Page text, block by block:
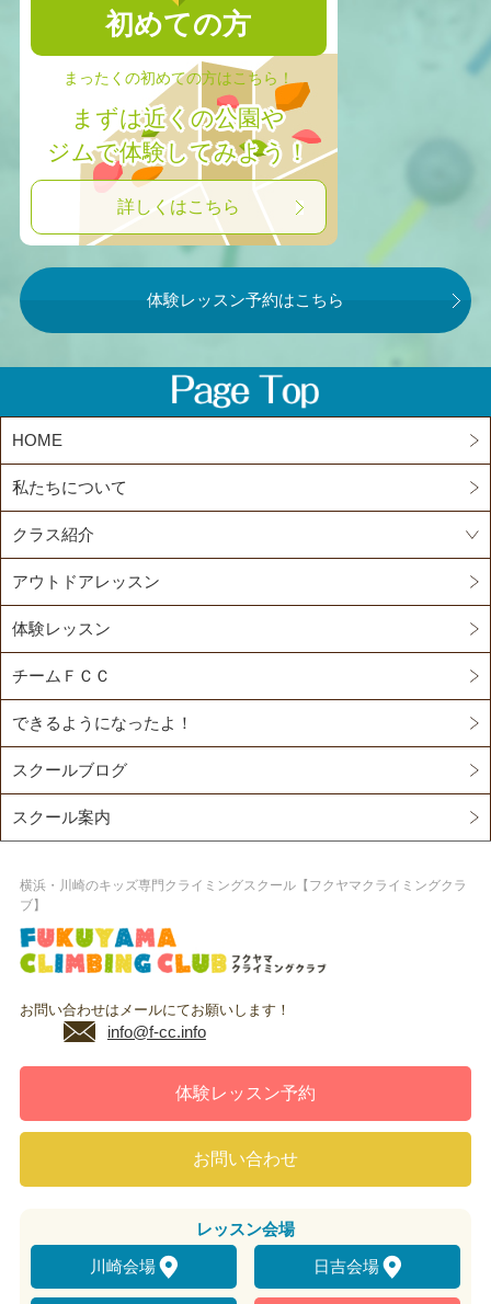
初めての方
まったくの初めての方はこちら！
まずは近くの公園や
ジムで体験してみよう！
詳しくはこちら
体験レッスン予約はこちら
HOME
私たちについて
クラス紹介
アウトドアレッスン
体験レッスン
チームＦＣＣ
できるようになったよ！
スクールブログ
スクール案内
横浜・川崎のキッズ専門クライミングスクール【フクヤマクライミングクラ
ブ】
お問い合わせはメールにてお願いします！
info@f-cc.info
体験レッスン予約
お問い合わせ
レッスン会場
川崎会場
日吉会場